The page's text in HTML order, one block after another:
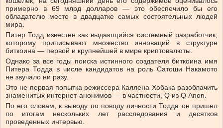
примерно в 69 млрд долларов — это обеспечило бы его
обладателю место в двадцатке самых состоятельных людей
мира.
Питер Тодд известен как выдающийся системный разработчик,
которому приписывают множество инноваций в структуре
биткоина — первой и крупнейшей в мире криптовалюты.
Однако за все годы поиска истинного создателя биткоина имя
Питера Тодда в числе кандидатов на роль Сатоши Накамото
не звучало ни разу.
Это не первая попытка режиссера Каллена Хобака разоблачить
знаменитых интернет-анонимов — в частности, Q из Q Anon.
По его словам, к выводу по поводу личности Тодда он пришел
по итогам нескольких лет расследования и десятков
проведенных интервью.